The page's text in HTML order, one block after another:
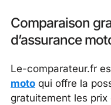
Comparaison
d’assurance
Le-comparateur.fr
moto qui offre la
gratuitement les prix